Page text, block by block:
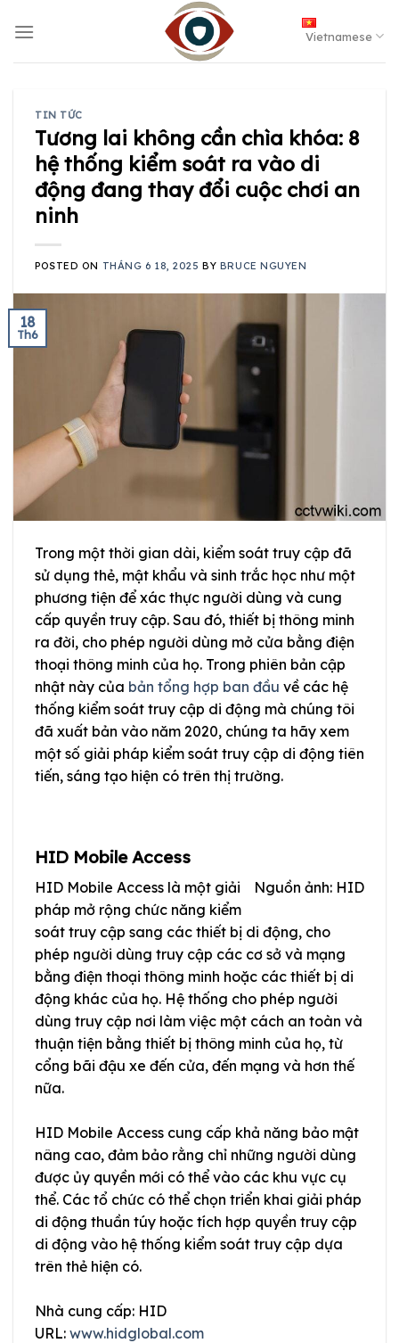
Vietnamese
TIN TỨC
Tương lai không cần chìa khóa: 8
hệ thống kiểm soát ra vào di
động đang thay đổi cuộc chơi an
ninh
POSTED ON THÁNG 6 18, 2025 BY BRUCE NGUYEN
18
Th6
Trong một thời gian dài, kiểm soát truy cập đã
sử dụng thẻ, mật khẩu và sinh trắc học như một
phương tiện để xác thực người dùng và cung
cấp quyền truy cập. Sau đó, thiết bị thông minh
ra đời, cho phép người dùng mở cửa bằng điện
thoại thông minh của họ. Trong phiên bản cập
nhật này của bản tổng hợp ban đầu về các hệ
thống kiểm soát truy cập di động mà chúng tôi
đã xuất bản vào năm 2020, chúng ta hãy xem
một số giải pháp kiểm soát truy cập di động tiên
tiến, sáng tạo hiện có trên thị trường.
HID Mobile Access
Nguồn ảnh: HID
HID Mobile Access là một giải
pháp mở rộng chức năng kiểm
soát truy cập sang các thiết bị di động, cho
phép người dùng truy cập các cơ sở và mạng
bằng điện thoại thông minh hoặc các thiết bị di
động khác của họ. Hệ thống cho phép người
dùng truy cập nơi làm việc một cách an toàn và
thuận tiện bằng thiết bị thông minh của họ, từ
cổng bãi đậu xe đến cửa, đến mạng và hơn thế
nữa.
HID Mobile Access cung cấp khả năng bảo mật
nâng cao, đảm bảo rằng chỉ những người dùng
được ủy quyền mới có thể vào các khu vực cụ
thể. Các tổ chức có thể chọn triển khai giải pháp
di động thuần túy hoặc tích hợp quyền truy cập
di động vào hệ thống kiểm soát truy cập dựa
trên thẻ hiện có.
Nhà cung cấp: HID
URL: www.hidglobal.com